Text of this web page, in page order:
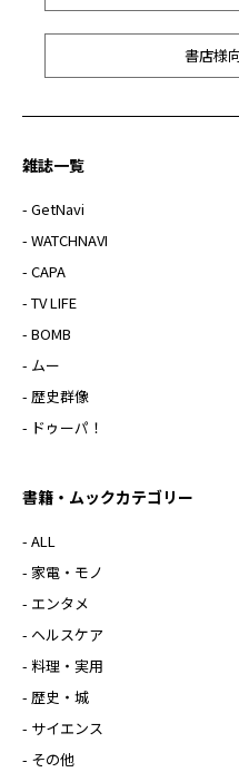
書店様
雑誌一覧
- GetNavi
- WATCHNAVI
- CAPA
- TV LIFE
- BOMB
- ムー
- 歴史群像
- ドゥーパ！
書籍・ムックカテゴリー
- ALL
- 家電・モノ
- エンタメ
- ヘルスケア
- 料理・実用
- 歴史・城
- サイエンス
- その他